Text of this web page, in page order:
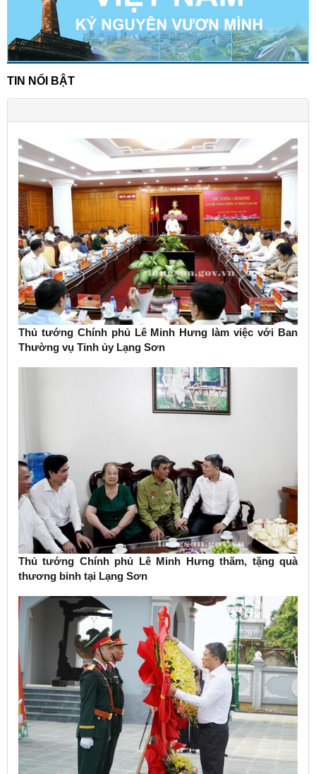
TIN NỔI BẬT
Thủ tướng Chính phủ Lê Minh Hưng làm việc với Ban
Thường vụ Tỉnh ủy Lạng Sơn
Thủ tướng Chính phủ Lê Minh Hưng thăm, tặng quà
thương binh tại Lạng Sơn